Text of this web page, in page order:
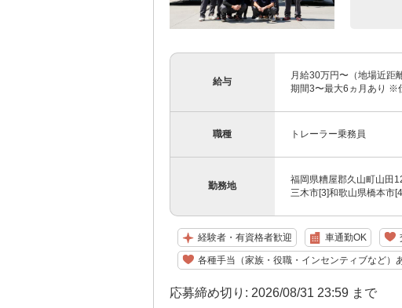
給与
月給30万円〜（地場近
期間3〜最大6ヵ月あり ※
職種 トレーラー乗務員
勤務地
福岡県糟屋郡久山町山田
三木市[3]和歌山県橋本市
経験者・有資格者歓迎 車通勤OK
各種手当（家族・役職・インセンティブなど）
応募締め切り: 2026/08/31 23:59 まで